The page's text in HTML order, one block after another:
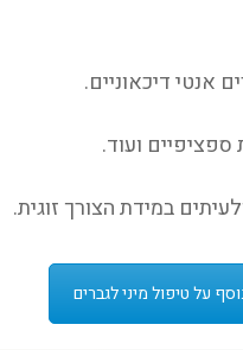
אנטי דיכאוניים.
ועוד.
במידת הצורך זוגית.
על טיפול מיני לגברים